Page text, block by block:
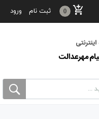
ورود ثبت نام 0